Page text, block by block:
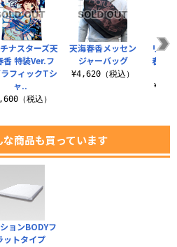
ナスターズ天
香 特装Ver.フ
フィックTシ
ャ..
（税込）
天海春香メッセン
ジャーバッグ
¥4,620（税込）
リニ
春香
商品も買っています
ョンBODYフ
ットタイプ